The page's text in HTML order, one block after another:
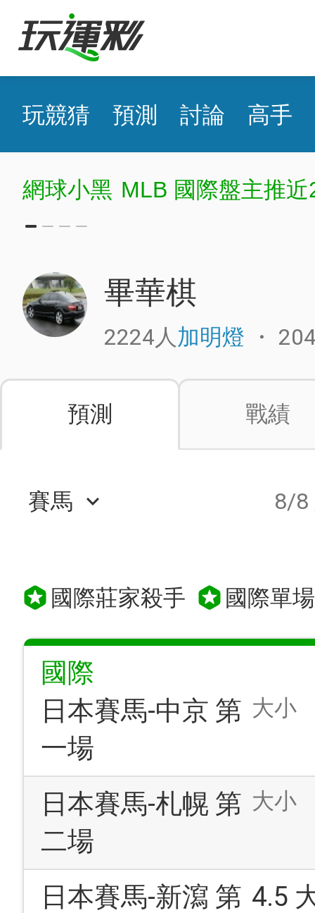
玩競猜 預測 討論 高手
國際盤主推近20日過17
畢華棋
2224人加明燈 ・
預測 戰績
賽馬 keyboard_arrow_down 8/8
國際莊家殺手 國際單
國際
日本賽馬-中京 第
一場
大小
日本賽馬-札幌 第
二場
大小
日本賽馬-新瀉 第 4.5